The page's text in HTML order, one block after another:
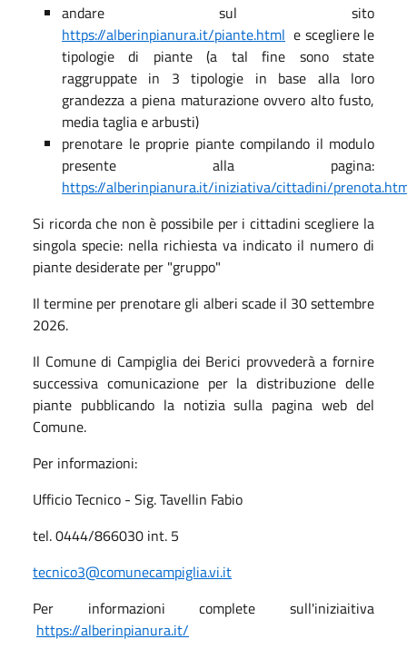
andare sul sito
https://alberinpianura.it/piante.html e scegliere le
tipologie di piante (a tal fine sono state
raggruppate in 3 tipologie in base alla loro
grandezza a piena maturazione ovvero alto fusto,
media taglia e arbusti)
prenotare le proprie piante compilando il modulo
presente alla pagina:
https://alberinpianura.it/iniziativa/cittadini/
Si ricorda che non è possibile per i cittadini scegliere la
singola specie: nella richiesta va indicato il numero di
piante desiderate per "gruppo"
Il termine per prenotare gli alberi scade il 30 settembre
2026.
Il Comune di Campiglia dei Berici provvederà a fornire
successiva comunicazione per la distribuzione delle
piante pubblicando la notizia sulla pagina web del
Comune.
Per informazioni:
Ufficio Tecnico - Sig. Tavellin Fabio
tel. 0444/866030 int. 5
tecnico3@comunecampiglia.vi.it
Per informazioni complete sull'iniziaitiva
https://alberinpianura.it/